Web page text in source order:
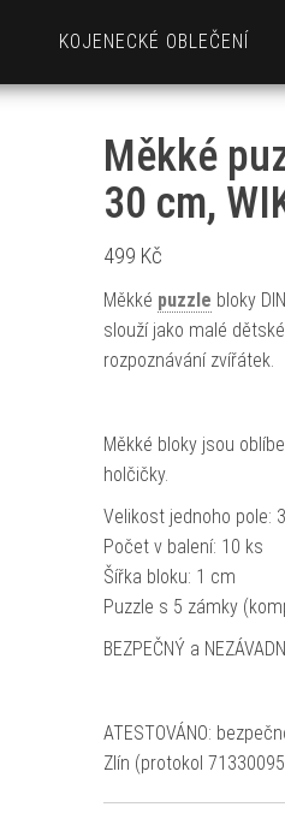
KOJENECKÉ OBLEČENÍ
Měkké
30 cm,
499 Kč
Měkké puzzle bloky
slouží jako malé
rozpoznávání zvířátek.
Měkké bloky jsou
holčičky.
Velikost jednoho pole:
Počet v balení: 10 ks
Šířka bloku: 1 cm
Puzzle s 5 zámky
BEZPEČNÝ a
ATESTOVÁNO:
Zlín (protokol